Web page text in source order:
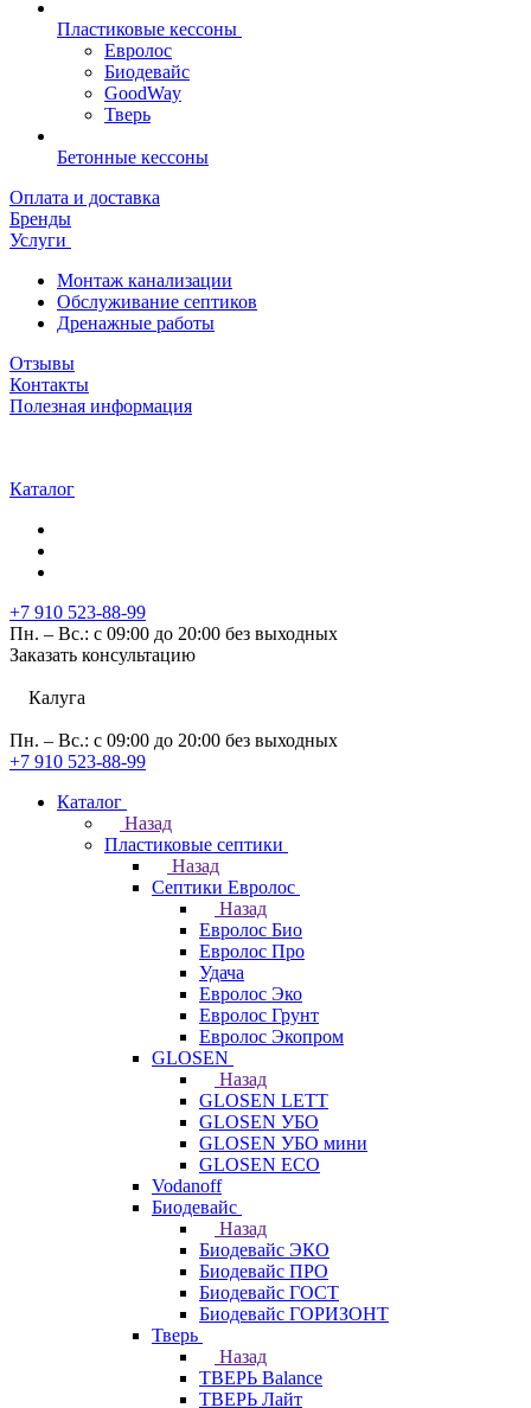
Пластиковые кессоны
Евролос
Биодевайс
GoodWay
Тверь
Бетонные кессоны
Оплата и доставка
Бренды
Услуги
Монтаж канализации
Обслуживание септиков
Дренажные работы
Отзывы
Контакты
Полезная информация
Каталог
+7 910 523-88-99
Пн. – Вс.: с 09:00 до 20:00 без выходных
Заказать консультацию
Калуга
Пн. – Вс.: с 09:00 до 20:00 без выходных
+7 910 523-88-99
Каталог
Назад
Пластиковые септики
Назад
Септики Евролос
Назад
Евролос Био
Евролос Про
Удача
Евролос Эко
Евролос Грунт
Евролос Экопром
GLOSEN
Назад
GLOSEN LETT
GLOSEN УБО
GLOSEN УБО мини
GLOSEN ECO
Vodanoff
Биодевайс
Назад
Биодевайс ЭКО
Биодевайс ПРО
Биодевайс ГОСТ
Биодевайс ГОРИЗОНТ
Тверь
Назад
ТВЕРЬ Balance
ТВЕРЬ Лайт